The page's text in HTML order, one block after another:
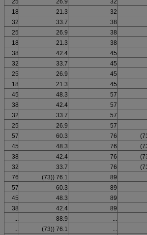
32
21.3
18
38
33.7
32
38
26.9
25
38
21.3
18
45
42.4
38
45
33.7
32
45
26.9
25
45
21.3
18
57
48.3
45
57
42.4
38
57
33.7
32
57
26.9
25
76
60.3
57
76
48.3
45
76
42.4
38
76
33.7
32
89
76.1 ((73)
76
89
60.3
57
89
48.3
45
89
42.4
38
88.9
76.1 ((73)